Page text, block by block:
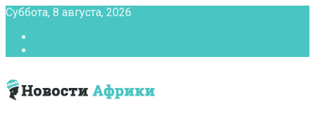
Суббота, 8 августа, 2026